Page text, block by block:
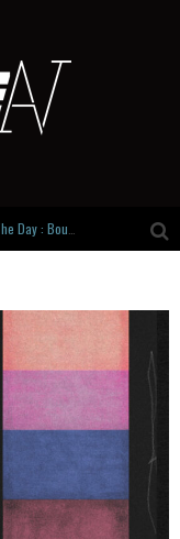
Hardcore, Actually. Meet Cút Lộn